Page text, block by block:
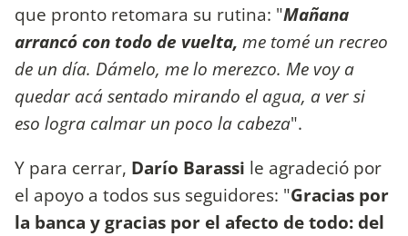
que pronto retomara su rutina: "Mañana
arrancó con todo de vuelta, me tomé un recreo
de un día. Dámelo, me lo merezco. Me voy a
quedar acá sentado mirando el agua, a ver si
eso logra calmar un poco la cabeza".
Y para cerrar, Darío Barassi le agradeció por
el apoyo a todos sus seguidores: "Gracias por
la banca y gracias por el afecto de todo: del